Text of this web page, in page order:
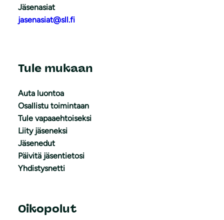
Jäsenasiat
jasenasiat@sll.fi
Tule mukaan
Auta luontoa
Osallistu toimintaan
Tule vapaaehtoiseksi
Liity jäseneksi
Jäsenedut
Päivitä jäsentietosi
Yhdistysnetti
Oikopolut